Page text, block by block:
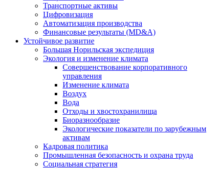
Транспортные активы
Цифровизация
Автоматизация производства
Финансовые результаты (MD&A)
Устойчивое развитие
Большая Норильская экспедиция
Экология и изменение климата
Совершенствование корпоративного
управления
Изменение климата
Воздух
Вода
Отходы и хвостохранилища
Биоразнообразие
Экологические показатели по зарубежным
активам
Кадровая политика
Промышленная безопасность и охрана труда
Социальная стратегия